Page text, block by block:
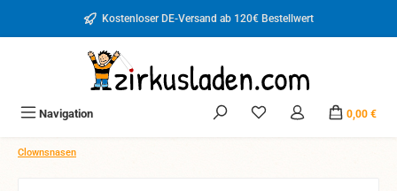
Zum Hauptinhalt springenKostenloser DE-Versand ab 120€ Bestellwert
Navigation Du hast 0 Produkte auf
0,00 €
Clownsnasen